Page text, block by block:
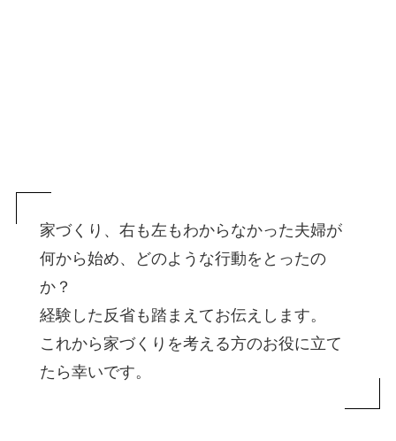
家づくり、右も左もわからなかった夫婦が
何から始め、どのような行動をとったの
か？
経験した反省も踏まえてお伝えします。
これから家づくりを考える方のお役に立て
たら幸いです。